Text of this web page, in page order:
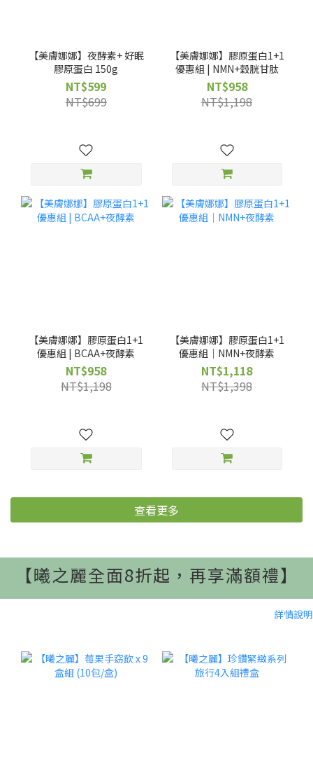
【美膚娜娜】夜酵素+ 好眠
膠原蛋白 150g
NT$599
NT$699
【美膚娜娜】膠原蛋白1+1
優惠組 | NMN+穀胱甘肽
NT$958
NT$1,198
【美膚娜娜】膠原蛋白1+1
優惠組 | BCAA+夜酵素
NT$958
NT$1,198
【美膚娜娜】膠原蛋白1+1
優惠組｜NMN+夜酵素
NT$1,118
NT$1,398
查看更多
【曦之麗全面8折起，再享滿額禮】
詳情說明